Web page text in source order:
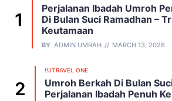
Perjalanan Ibadah Umroh
Di Bulan Suci Ramadhan –
Keutamaan
BY ADMIN UMRAH MARCH 13, 2026
!!JTRAVEL ONE
Umroh Berkah Di Bulan
Perjalanan Ibadah Penuh